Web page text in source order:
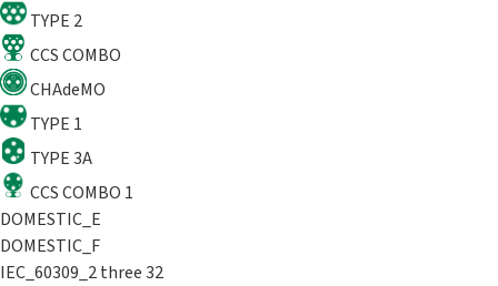
TYPE 2
CCS COMBO
CHAdeMO
TYPE 1
TYPE 3A
CCS COMBO 1
DOMESTIC_E
DOMESTIC_F
IEC_60309_2 three 32